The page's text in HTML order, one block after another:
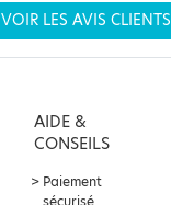
VOIR LES AVIS CLIENTS
AIDE &
CONSEILS
Paiement